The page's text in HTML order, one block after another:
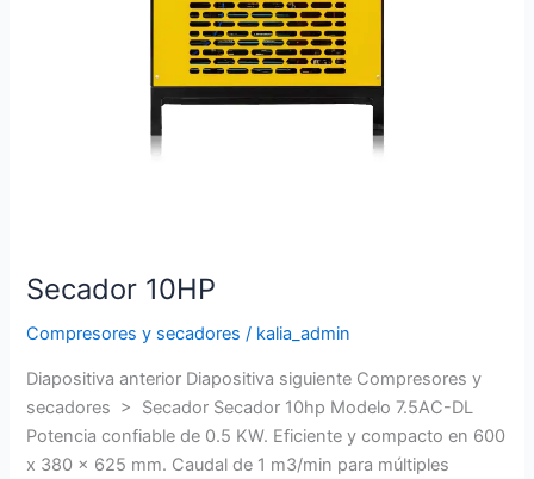
Secador 10HP
Compresores y secadores / kalia_admin
Diapositiva anterior Diapositiva siguiente Compresores y
secadores > Secador Secador 10hp Modelo 7.5AC-DL
Potencia confiable de 0.5 KW. Eficiente y compacto en 600
x 380 x 625 mm. Caudal de 1 m3/min para múltiples